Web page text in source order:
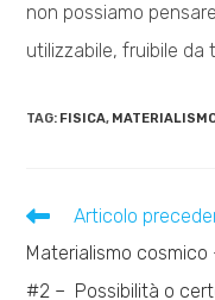
non possiamo
utilizzabile, fruibile
TAG: FISICA,
Leggi
articoli
Articolo
Materialismo
#2 – Possibilità o